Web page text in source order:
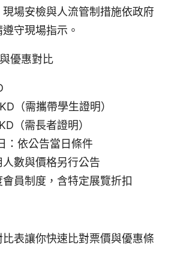
場安檢與人流管制措施依政府
守現場指示。
優惠對比
（需攜帶學生證明）
（需長者證明）
：依公告當日條件
人數與價格另行公告
員制度，含特定展覽折扣
表讓你快速比對票價與優惠條